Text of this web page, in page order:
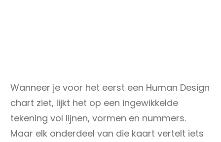
Wanneer je voor het eerst een Human Design
chart ziet, lijkt het op een ingewikkelde
tekening vol lijnen, vormen en nummers.
Maar elk onderdeel van die kaart vertelt iets